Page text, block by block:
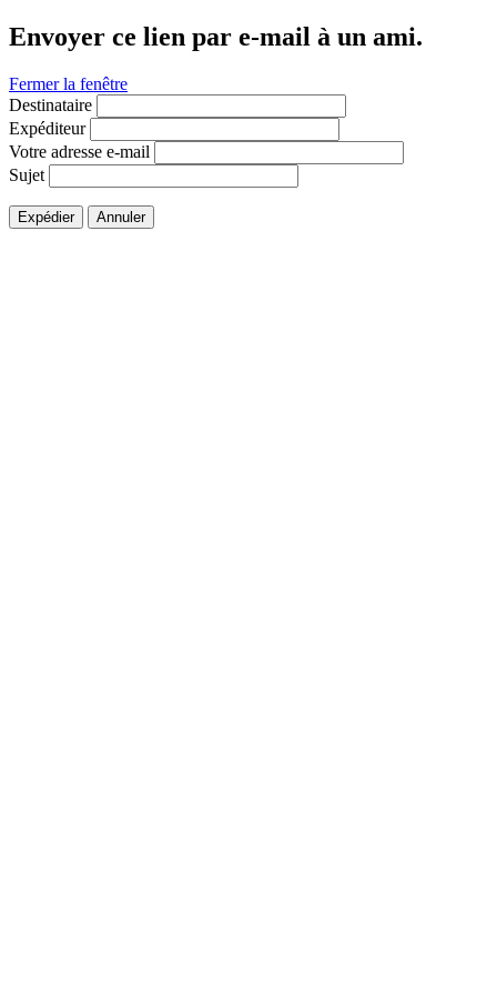
Envoyer ce lien par e-mail à un ami.
Fermer la fenêtre
Destinataire
Expéditeur
Votre adresse e-mail
Sujet
Expédier Annuler